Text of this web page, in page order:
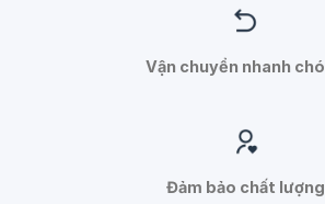
Vận chuyển nhanh
Đảm bảo chất lượng